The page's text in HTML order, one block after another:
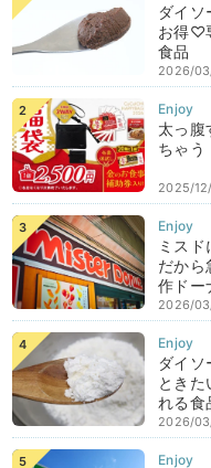
ダイソ
お得♡
食品
2026/
太っ腹
ちゃう
2025/
ミス
だから
作ドー
2026/
ダイソ
ときた
れる食
2026/